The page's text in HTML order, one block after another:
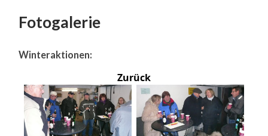
Fotogalerie
Winteraktionen:
Zurück